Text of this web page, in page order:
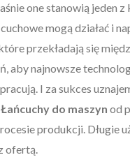
one stanowią jeden
mogą działać i
przekładają się
aby najnowsze
I za sukces
Łańcuchy do maszyn od
produkcji. Długie
ofertą.